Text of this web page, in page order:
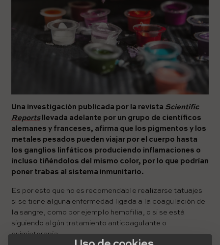
Una investigación publicada por la revista Scientific
Reports
llevada adelante por un grupo de científicos
alemanes y franceses, afirma que los pigmentos y los
metales pesados pueden viajar por el cuerpo hasta
los ganglios linfáticos produciendo inflamaciones o
incluso tiñéndolos del mismo color, por lo que podrían
poner trabas al sistema inmunitario.
Es por esto que no es recomendable realizarse tatuajes
si se tiene alguna enfermedad ligada a la coagulación de
la sangre, como por ejemplo hemofilia, o si se está
siguiendo algún tratamiento anticoagulante o
quimioterapia.